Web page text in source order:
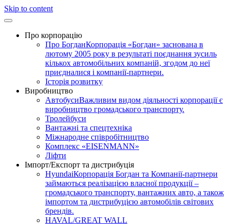
Skip to content
Про корпорацію
Про БогданКорпорація «Богдан» заснована в
лютому 2005 року в результаті поєднання зусиль
кількох автомобільних компаній, згодом до неї
приєдналися і компанії-партнери.
Історія розвитку
Виробництво
АвтобусиВажливим видом діяльності корпорації є
виробництво громадського транспорту.
Тролейбуси
Вантажні та спецтехніка
Міжнародне співробітництво
Комплекс «EISENMANN»
Ліфти
Імпорт/Експорт та дистрибуція
HyundaiКорпорація Богдан та Компанії-партнери
займаються реалізацією власної продукції –
громадського транспорту, вантажних авто, а також
імпортом та дистрибуцією автомобілів світових
брендів.
HAVAL/GREAT WALL